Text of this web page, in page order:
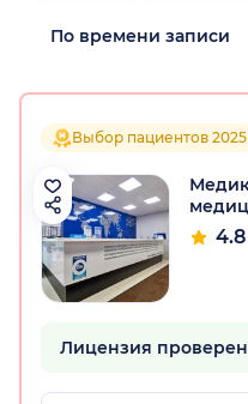
Выбор пациентов 2025
4.8
Лицензия